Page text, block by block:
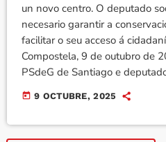
un novo centro. O deputado
necesario garantir a
facilitar o seu acceso á
Compostela, 9 de outubro de
PSdeG de Santiago e
today 9 OCTUBRE, 2025